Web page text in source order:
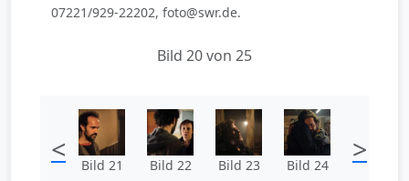
07221/929-22202, foto@swr.de.
Bild 20 von 25
< Bild 21 Bild 22 Bild 23 Bild 24 >